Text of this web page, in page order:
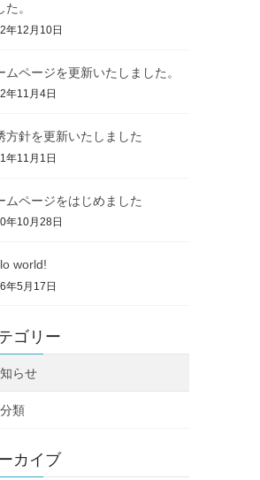
た。
年12月10日
ムページを更新いたしました。
年11月4日
方針を更新いたしました
年11月1日
ムページをはじめました
年10月28日
world!
年5月17日
ゴリー
らせ
類
カイブ